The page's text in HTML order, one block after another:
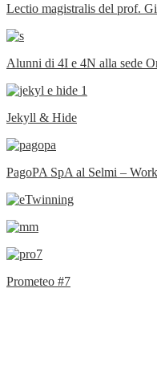
Lectio magistralis del prof.
Alunni di 4I e 4N alla sede
Jekyll & Hide
PagoPA SpA al Selmi –
Prometeo #7